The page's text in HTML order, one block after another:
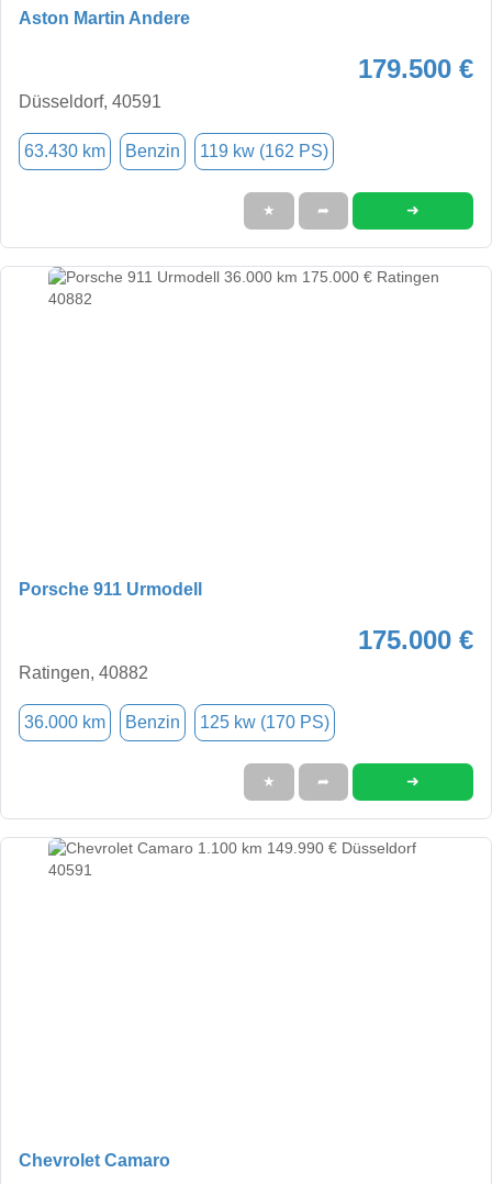
Aston Martin Andere
179.500 €
Düsseldorf, 40591
63.430 km Benzin 119 kw (162 PS)
★ ➦ ➜
Porsche 911 Urmodell
175.000 €
Ratingen, 40882
36.000 km Benzin 125 kw (170 PS)
★ ➦ ➜
Chevrolet Camaro